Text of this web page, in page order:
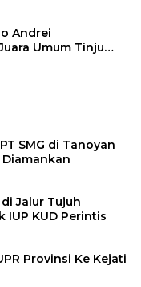
Andrei
Umum Tinju
SMG di Tanoyan
di Jalur Tujuh
IUP KUD Perintis
Provinsi Ke Kejati